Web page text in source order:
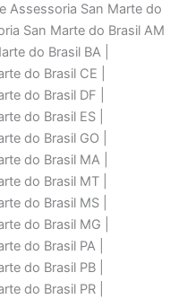
Assessoria San Marte do
San Marte do Brasil AM
do Brasil BA |
do Brasil CE |
do Brasil DF |
do Brasil ES |
do Brasil GO |
do Brasil MA |
do Brasil MT |
do Brasil MS |
do Brasil MG |
do Brasil PA |
do Brasil PB |
do Brasil PR |